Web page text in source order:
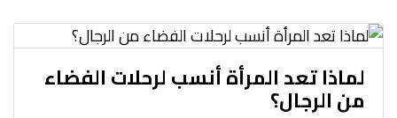
لماذا تعد المرأة أنسب لرحلات الفضاء
من الرجال؟